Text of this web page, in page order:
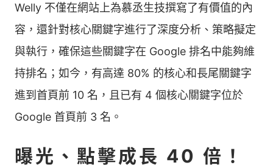
Welly 不僅在網站上為慕丞生技撰寫了有價值的內
容，還針對核心關鍵字進行了深度分析、策略擬定
與執行，確保這些關鍵字在 Google 排名中能夠維
持排名；如今，有高達 80% 的核心和長尾關鍵字
進到首頁前 10 名，且已有 4 個核心關鍵字位於
Google 首頁前 3 名。
曝光、點擊成長 40 倍！